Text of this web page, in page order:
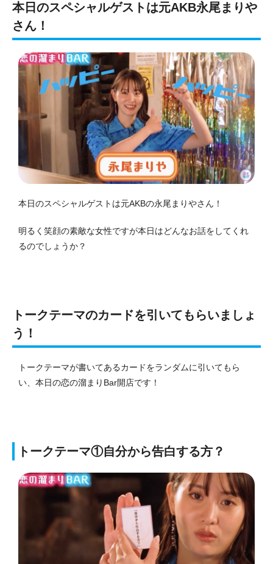
本日のスペシャルゲストは元AKB永尾まりや
さん！
本日のスペシャルゲストは元AKBの永尾まりやさん！
明るく笑顔の素敵な女性ですが本日はどんなお話をしてくれ
るのでしょうか？
トークテーマのカードを引いてもらいましょ
う！
トークテーマが書いてあるカードをランダムに引いてもら
い、本日の恋の溜まりBar開店です！
トークテーマ①自分から告白する方？